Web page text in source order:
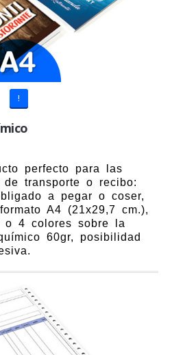
!
perfecto para las
de transporte o recibo:
a pegar o coser,
A4 (21x29,7 cm.),
o 4 colores sobre la
60gr, posibilidad